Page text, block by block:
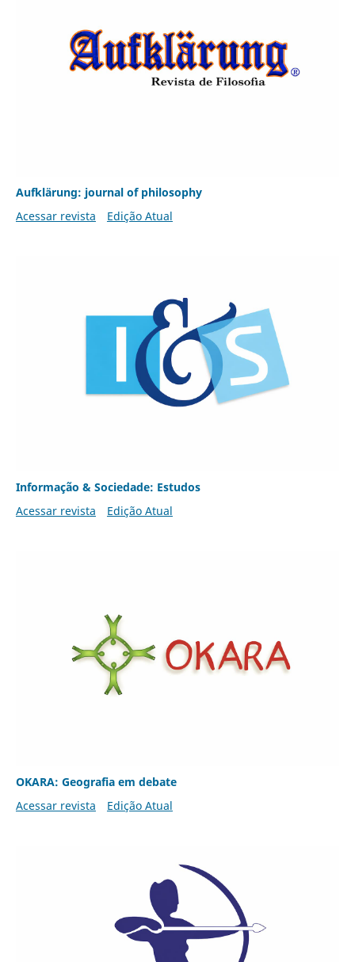
Aufklärung: journal of philosophy
Acessar revista
Edição Atual
Informação & Sociedade: Estudos
Acessar revista
Edição Atual
OKARA: Geografia em debate
Acessar revista
Edição Atual